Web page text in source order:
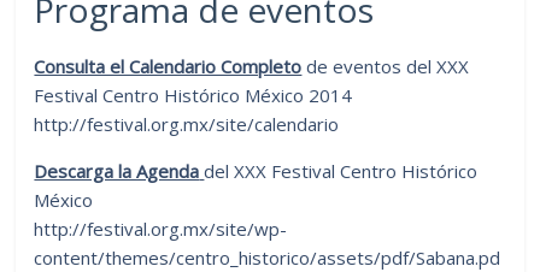
Programa de eventos
Consulta el Calendario Completo de eventos del XXX
Festival Centro Histórico México 2014
http://festival.org.mx/site/calendario
Descarga la Agenda del XXX Festival Centro Histórico
México
http://festival.org.mx/site/wp-
content/themes/centro_historico/assets/pdf/Sabana.pd